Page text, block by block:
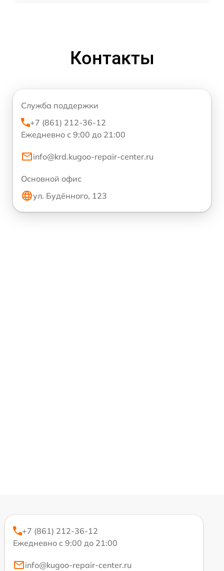
Контакты
Служба поддержки
+7 (861) 212-36-12
Ежедневно с 9:00 до 21:00
info@krd.kugoo-repair-center.ru
Основной офис
ул. Будённого, 123
+7 (861) 212-36-12
Ежедневно с 9:00 до 21:00
info@kugoo-repair-center.ru